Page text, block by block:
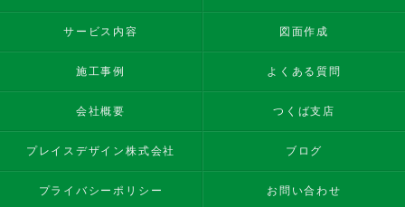
サービス内容 図面作成
施工事例 よくある質問
会社概要 つくば支店
プレイスデザイン株式会社 ブログ
プライバシーポリシー お問い合わせ